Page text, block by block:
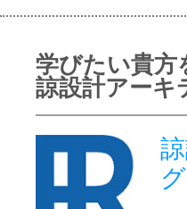
学びたい貴方
諒設計アーキ